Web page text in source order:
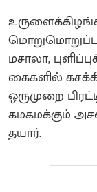
மசாலா,
கைகளில்
ஒருமுறை
கமகமக்கும்
தயார்.